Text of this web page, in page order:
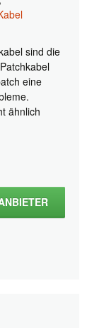
sind die
eine
ähnlich